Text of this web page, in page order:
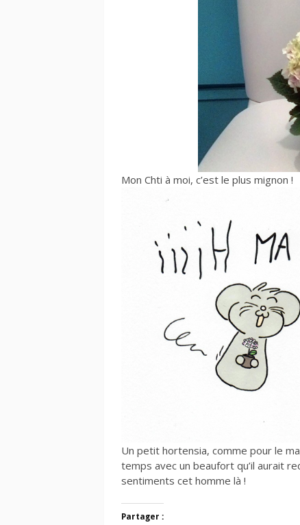
Mon Chti à moi, c’est le plus mignon !
Un petit hortensia, comme pour le
temps avec un beaufort qu’il aurait
sentiments cet homme là !
Partager :